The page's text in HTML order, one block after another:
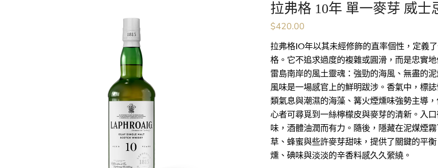
拉弗格 10年 單一麥芽 威士
$420.00
拉弗格10年以其未經修飾的直率個性，定義
格。它不追求過度的複雜或圓滑，而是忠實
雷島南岸的風土靈魂：強勁的海風、無盡的
風味是一場感官上的鮮明跋涉。香氣中，標
類氣息與潮濕的海藻、篝火煙燻味強勢主導
心者可尋覓到一絲檸檬皮與麥芽的清新。入
味，酒體油潤而有力。隨後，隱藏在泥煤煙
草、蜂蜜與些許麥芽甜味，提供了關鍵的平
燻、碘味與淡淡的辛香料感久久縈繞。